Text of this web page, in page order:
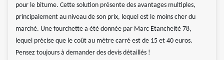
pour le bitume. Cette solution présente des avantages multiples,
principalement au niveau de son prix, lequel est le moins cher du
marché. Une fourchette a été donnée par Marc Etancheité 78,
lequel précise que le coût au mètre carré est de 15 et 40 euros.
Pensez toujours à demander des devis détaillés !